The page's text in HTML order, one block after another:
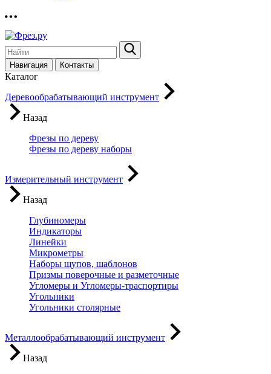
Навигация Контакты
Каталог
Деревообрабатывающий инструмент
Назад
Фрезы по дереву
Фрезы по дереву наборы
Измерительный инструмент
Назад
Глубиномеры
Индикаторы
Линейки
Микрометры
Наборы щупов, шаблонов
Призмы поверочные и разметочные
Угломеры и Угломеры-траспортиры
Угольники
Угольники столярные
Металлообрабатывающий инструмент
Назад